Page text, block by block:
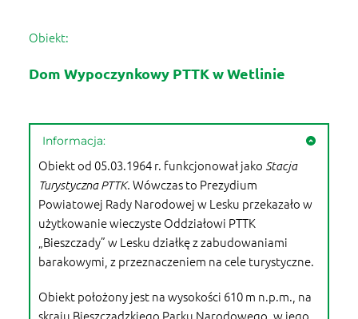
Obiekt:
Dom Wypoczynkowy PTTK w Wetlinie
Informacja:
Obiekt od 05.03.1964 r. funkcjonował jako Stacja
Turystyczna PTTK. Wówczas to Prezydium
Powiatowej Rady Narodowej w Lesku przekazało w
użytkowanie wieczyste Oddziałowi PTTK
„Bieszczady” w Lesku działkę z zabudowaniami
barakowymi, z przeznaczeniem na cele turystyczne.
Obiekt położony jest na wysokości 610 m n.p.m., na
skraju Bieszczadzkiego Parku Narodowego, w jego